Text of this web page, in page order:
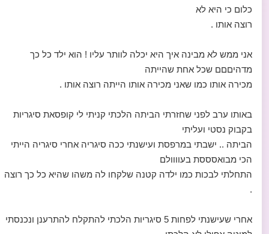
כלום כי היא לא
רוצה אותו .
אני ממש לא מבינה איך היא יכלה לוותר עליו ! הוא ילד כל כך
מדהיםםם שכל אחת שהייתה
מכירה אותו כמו שאני מכירה אותו הייתה רוצה אותו .
באותו ערב לפני שחזרתי הביתה הלכתי קניתי לי קופסאת סיגריות
בקבוק נסטי ועליתי
הביתה .. ישבתי במרפסת ועישנתי ככה סיגריה אחרי סיגריה הייתי
הכי מבואסססת בעוווולם
התחלתי לבכות כמו ילדה קטנה שלקחו לה משהו שהיא כל כך רוצה
.
אחרי שעישנתי לפחות 5 סיגריות הלכתי להתקלח להתרענן ונכנסתי